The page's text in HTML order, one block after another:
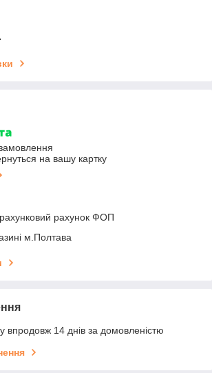
на вашу картку
рахунок ФОП
м.Полтава
впродовж 14 днів за домовленістю